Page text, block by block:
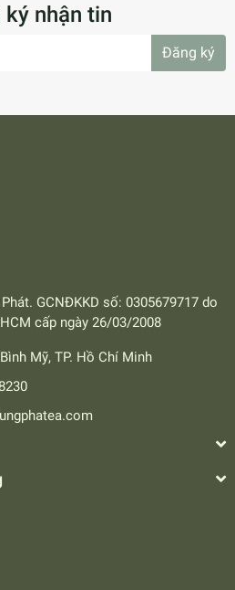
nhận tin
Đăng ký
GCNĐKKD số: 0305679717 do
cấp ngày 26/03/2008
Mỹ, TP. Hồ Chí Minh